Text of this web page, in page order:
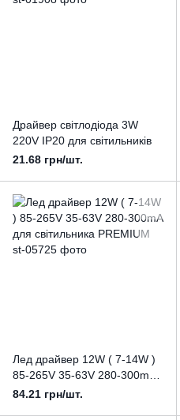
Драйвер світлодіода 3W
220V IP20 для світильників
21.68 грн/шт.
Лед драйвер 12W ( 7-14W )
85-265V 35-63V 280-300mA
для світильника PREMIUM
84.21 грн/шт.